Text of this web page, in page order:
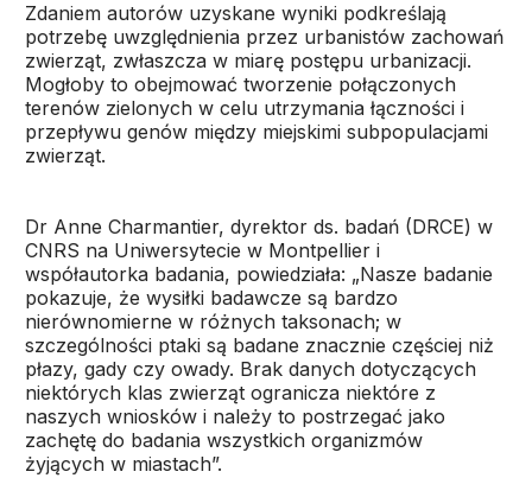
Zdaniem autorów uzyskane wyniki podkreślają
potrzebę uwzględnienia przez urbanistów zachowań
zwierząt, zwłaszcza w miarę postępu urbanizacji.
Mogłoby to obejmować tworzenie połączonych
terenów zielonych w celu utrzymania łączności i
przepływu genów między miejskimi subpopulacjami
zwierząt.
Dr Anne Charmantier, dyrektor ds. badań (DRCE) w
CNRS na Uniwersytecie w Montpellier i
współautorka badania, powiedziała: „Nasze badanie
pokazuje, że wysiłki badawcze są bardzo
nierównomierne w różnych taksonach; w
szczególności ptaki są badane znacznie częściej niż
płazy, gady czy owady. Brak danych dotyczących
niektórych klas zwierząt ogranicza niektóre z
naszych wniosków i należy to postrzegać jako
zachętę do badania wszystkich organizmów
żyjących w miastach”.